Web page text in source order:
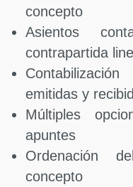
concepto
Asientos
contrapartida
emitidas y
Múltiples
apuntes
Ordenación
concepto